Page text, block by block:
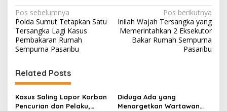
N
a
v
g
a
s
Pos sebelumnya
Polda Sumut Tetapkan Satu
Tersangka Lagi Kasus
Pembakaran Rumah
Sempurna Pasaribu
Pos berikutnya
Inilah Wajah Tersangka yang
Memerintahkan 2 Eksekutor
Bakar Rumah Sempurna
Pasaribu
Related Posts
Kasus Saling Lapor Korban
Pencurian dan Pelaku,
Diduga Ada yang
Menargetkan Wartawan